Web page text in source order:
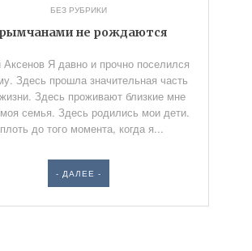
БЕЗ РУБРИКИ
не рождаются
Аксенов Я давно и прочно поселился
Здесь прошла значительная часть
Здесь проживают близкие мне
семья. Здесь родились мои дети.
до того момента, когда я...
- ДАЛЕЕ -